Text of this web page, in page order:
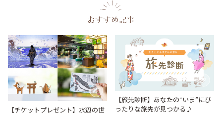
おすすめ記事
【チケットプレゼント】水辺の世
【旅先診断】あなたの“いま”にぴ
ったりな旅先が見つかる♪